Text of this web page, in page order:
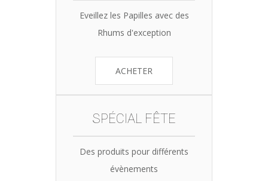
Eveillez les Papilles avec des
Rhums d'exception
ACHETER
SPÉCIAL FÊTE
Des produits pour différents
évènements